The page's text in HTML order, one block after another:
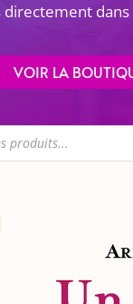
directement
VOIR LA